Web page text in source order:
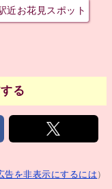
近お花見スポット
る
告を非表示にするには ）